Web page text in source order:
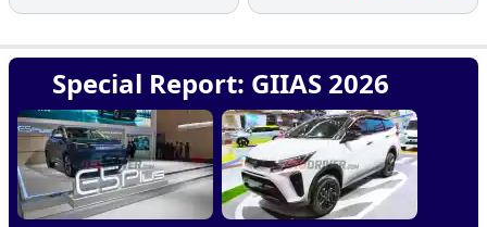
Special Report: GIIAS 2026